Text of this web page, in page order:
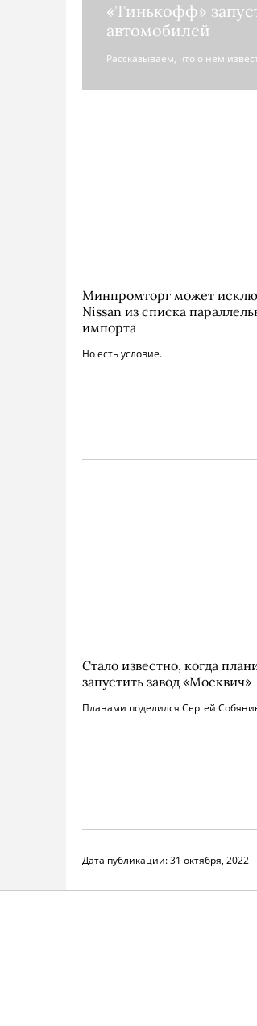
«Тинькофф»
автомобилей
Рассказываем, что о нем
Минпромторг может
Nissan из списка
импорта
Но есть условие.
Стало известно, когда
запустить завод «Москвич»
Планами поделился Сергей
Дата публикации:31 октября, 2022